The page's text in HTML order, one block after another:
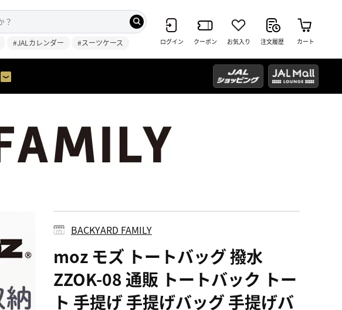
#JALカレンダー #スーツケース ログイン クーポン お気入り 注文履歴 カート
BACKYARD FAMILY
moz モズ トートバッグ 撥水
ZZOK-08 通販 トートバック トー
ト 手提げ 手提げバッグ 手提げバ